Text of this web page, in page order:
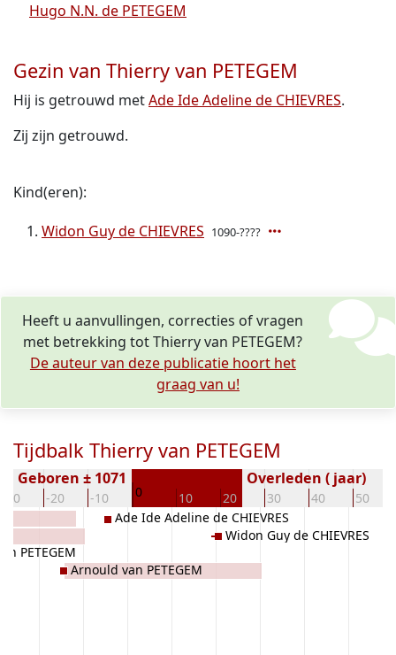
Hugo N.N. de PETEGEM
Gezin van Thierry van PETEGEM
Hij is getrouwd metAde Ide Adeline de CHIEVRES.
Zij zijn getrouwd.
Kind(eren):
Widon Guy de CHIEVRES 1090-????
Heeft u aanvullingen, correcties of vragen
met betrekking tot Thierry van PETEGEM?
De auteur van deze publicatie hoort het
graag van u!
Tijdbalk Thierry van PETEGEM
-30 -20 -10 0 10 20 30 40 50
Geboren ± 1071 Overleden ( jaar)
PETEGEM
Arnould van PETEGEM
Ade Ide Adeline de CHIEVRES
Widon Guy de CHIEVRES